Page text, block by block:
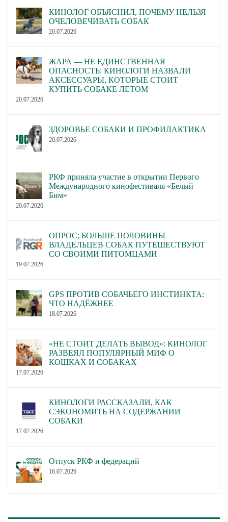
КИНОЛОГ ОБЪЯСНИЛ, ПОЧЕМУ НЕЛЬЗЯ
ОЧЕЛОВЕЧИВАТЬ СОБАК
20.07.2026
ЖАРА — НЕ ЕДИНСТВЕННАЯ
ОПАСНОСТЬ: КИНОЛОГИ НАЗВАЛИ
АКСЕССУАРЫ, КОТОРЫЕ СТОИТ
КУПИТЬ СОБАКЕ ЛЕТОМ
20.07.2026
ЗДОРОВЬЕ СОБАКИ И ПРОФИЛАКТИКА
20.07.2026
РКФ приняла участие в открытии Первого
Международного кинофестиваля «Белый
Бим»
20.07.2026
ОПРОС: БОЛЬШЕ ПОЛОВИНЫ
ВЛАДЕЛЬЦЕВ СОБАК ПУТЕШЕСТВУЮТ
СО СВОИМИ ПИТОМЦАМИ
19.07.2026
GPS ПРОТИВ СОБАЧЬЕГО ИНСТИНКТА:
ЧТО НАДЁЖНЕЕ
18.07.2026
«НЕ СТОИТ ДЕЛАТЬ ВЫВОД»: КИНОЛОГ
РАЗВЕЯЛ ПОПУЛЯРНЫЙ МИФ О
КОШКАХ И СОБАКАХ
17.07.2026
КИНОЛОГИ РАССКАЗАЛИ, КАК
СЭКОНОМИТЬ НА СОДЕРЖАНИИ
СОБАКИ
17.07.2026
Отпуск РКФ и федераций
16.07.2026